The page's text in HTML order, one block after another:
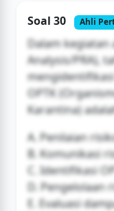
Soal 30 Ahli
Dalam kegiatan
Analysis/PRA),
OPTK
Karantina)
A. Penilaian
B. Komunikasi
C. Identifikasi
D. Pengelolaan
E. Evaluasi